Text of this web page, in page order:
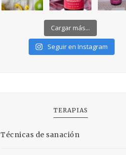
Cargar más...
Seguir en Instagram
TERAPIAS
Técnicas de sanación